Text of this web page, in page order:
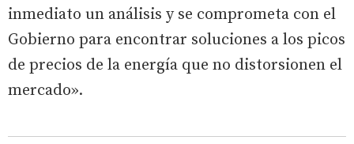
inmediato un análisis y se comprometa con el
Gobierno para encontrar soluciones a los picos
de precios de la energía que no distorsionen el
mercado».